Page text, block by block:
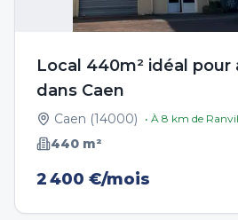
Local 440m² idéal pour
dans Caen
Caen (14000) • À 8 km de
440 m²
2 400 €/mois